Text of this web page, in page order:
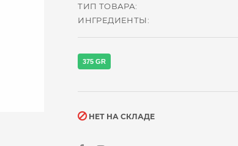
ТИП ТОВАРА:
ИНГРЕДИЕНТЫ:
375 GR
НЕТ НА СКЛАДЕ